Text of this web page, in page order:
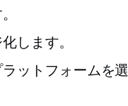
します。
ットフォームを